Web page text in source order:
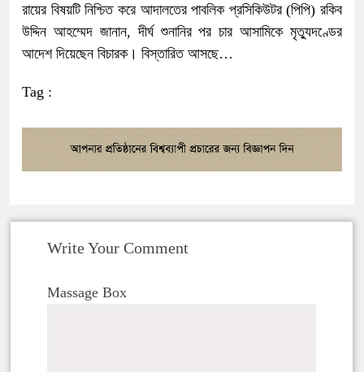
রায়ের বিষয়টি নিশ্চিত করে আদালতের পাবলিক প্রসিকিউটর (পিপি) রকিব
উদ্দিন আহম্মেদ জানান, দীর্ঘ শুনানির পর চার আসামিকে মৃত্যুদণ্ডের
আদেশ দিয়েছেন বিচারক। বিস্তারিত আসছে…
Tag :
Write Your Comment
Massage Box